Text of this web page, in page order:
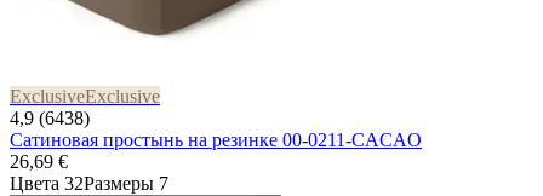
ExclusiveExclusive
4,9 (6438)
Сатиновая простынь на резинке 00-0211-CACAO
26,69 €
Цвета 32Размеры 7